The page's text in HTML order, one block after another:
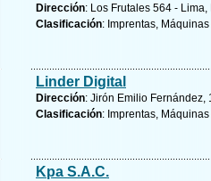
Dirección: Los Frutales 564 - Lima,
Clasificación: Imprentas,
Linder Digital
Dirección: Jirón Emilio
Clasificación: Imprentas,
Kpa S.A.C.